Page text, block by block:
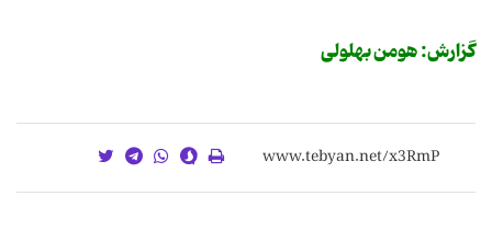
گزارش: هومن بهلولی